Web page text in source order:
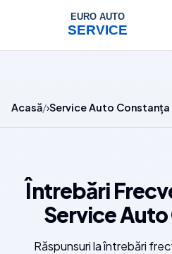
Acasă Service Auto
Întrebări
Service
Răspunsuri la întrebări